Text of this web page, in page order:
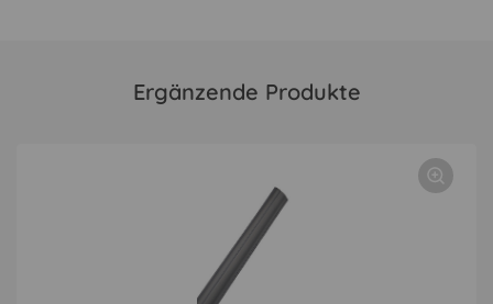
Ergänzende Produkte